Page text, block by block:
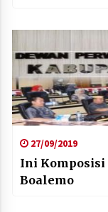
27/09/2019
Ini Komposisi
Boalemo